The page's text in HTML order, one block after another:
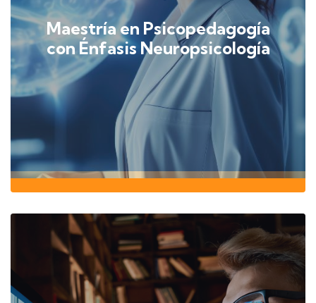
Maestría en Psicopedagogía
con Énfasis Neuropsicología